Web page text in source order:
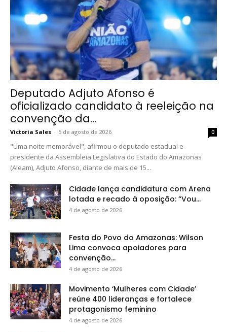
Deputado Adjuto Afonso é
oficializado candidato à reeleição na
convenção da...
Victoria Sales - 5 de agosto de 2026 0
"Uma noite memorável", afirmou o deputado estadual e
presidente da Assembleia Legislativa do Estado do Amazonas
(Aleam), Adjuto Afonso, diante de mais de 15...
Cidade lança candidatura com Arena
lotada e recado à oposição: “Vou...
4 de agosto de 2026
Festa do Povo do Amazonas: Wilson
Lima convoca apoiadores para
convenção...
4 de agosto de 2026
Movimento ‘Mulheres com Cidade’
reúne 400 lideranças e fortalece
protagonismo feminino
4 de agosto de 2026